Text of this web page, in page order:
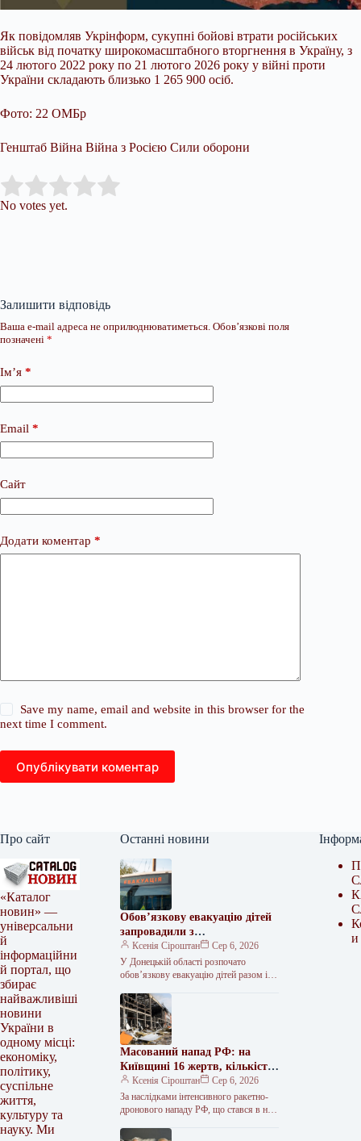
Як повідомляв Укрінформ, сукупні бойові втрати російських
військ від початку широкомасштабного вторгнення в Україну, з
24 лютого 2022 року по 21 лютого 2026 року у війні проти
України складають близько 1 265 900 осіб.
Фото: 22 ОМБр
Генштаб Війна Війна з Росією Сили оборони
Rate this item:
No votes yet.
Залишити відповідь
Ваша e-mail адреса не оприлюднюватиметься. Обов’язкові поля
позначені *
Ім’я *
Email *
Сайт
Додати коментар *
Save my name, email and website in this browser for the
next time I comment.
Опублікувати коментар
Про сайт
«Каталог
новин» —
універсальни
й
інформаційни
й портал, що
збирає
найважливіші
новини
України в
одному місці:
економіку,
політику,
суспільне
життя,
культуру та
науку. Ми
Останні новини
Обов’язкову евакуацію дітей
запровадили з
найнебезпечніших зон
Краматорська та двох сусідніх
селищ.
Ксенія Сіроштан
Сер 6, 2026
У Донецькій області розпочато
обов’язкову евакуацію дітей разом із
Красноторка та Біленьке, а також
найбільш вразливих…
Масований напад РФ: на
Київщині 16 жертв, кількість
поранених сягнула 36
Ксенія Сіроштан
Сер 6, 2026
За наслідками інтенсивного ракетно-
дронового нападу РФ, що стався в ніч
зафіксовано 36 поранених, 16 людей…
и